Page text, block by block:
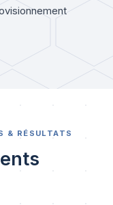
& RÉSULTATS